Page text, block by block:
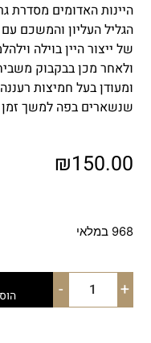
היינות האדומים מסדרת
הגליל העליון והמשכם
של ייצור היין בוילה
ולאחר מכן בבקבוק
ומעודן בעל חמיצות
שנשארים בפה למשך זמן
₪150.00
968 במלאי
- +